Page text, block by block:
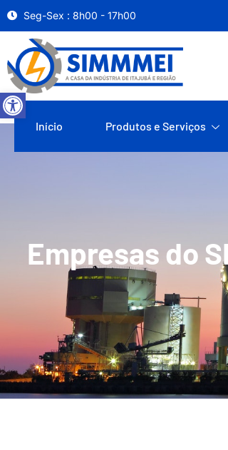
Abrir a barra de ferramentas
Seg-Sex : 8h00 - 17h00
Início Produtos e Serviços
Empresas do